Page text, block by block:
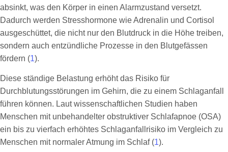
absinkt, was den Körper in einen Alarmzustand versetzt.
Dadurch werden Stresshormone wie Adrenalin und Cortisol
ausgeschüttet, die nicht nur den Blutdruck in die Höhe treiben,
sondern auch entzündliche Prozesse in den Blutgefässen
fördern (1).
Diese ständige Belastung erhöht das Risiko für
Durchblutungsstörungen im Gehirn, die zu einem Schlaganfall
führen können. Laut wissenschaftlichen Studien haben
Menschen mit unbehandelter obstruktiver Schlafapnoe (OSA)
ein bis zu vierfach erhöhtes Schlaganfallrisiko im Vergleich zu
Menschen mit normaler Atmung im Schlaf (1).